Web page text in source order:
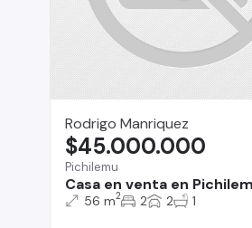
Rodrigo Manriquez
Pichilemu
Casa en venta en
$45.000.000
56 m2 2 2 1